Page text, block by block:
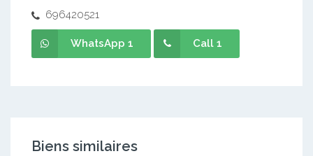
696420521
WhatsApp 1 Call 1
Biens similaires